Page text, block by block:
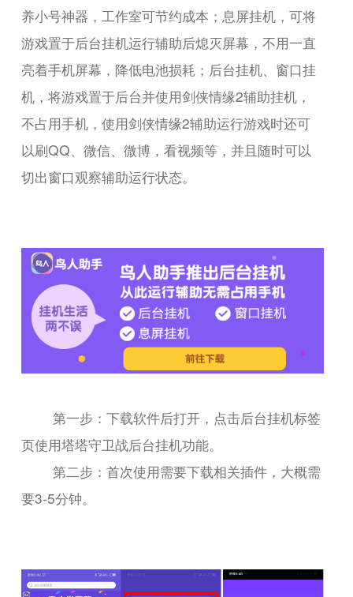
养小号神器，工作室可节约成本；息屏挂机，可将
游戏置于后台挂机运行辅助后熄灭屏幕，不用一直
亮着手机屏幕，降低电池损耗；后台挂机、窗口挂
机，将游戏置于后台并使用剑侠情缘2辅助挂机，
不占用手机，使用剑侠情缘2辅助运行游戏时还可
以刷QQ、微信、微博，看视频等，并且随时可以
切出窗口观察辅助运行状态。
第一步：下载软件后打开，点击后台挂机标签
页使用塔塔守卫战后台挂机功能。
第二步：首次使用需要下载相关插件，大概需
要3-5分钟。